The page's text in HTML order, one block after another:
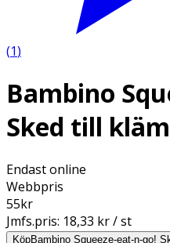
(1)
Bambino
Sked till
Endast online
Webbpris
55kr
Jmfs.pris: 18,33 kr / st
KöpBambino Squeeze-eat-n-go!